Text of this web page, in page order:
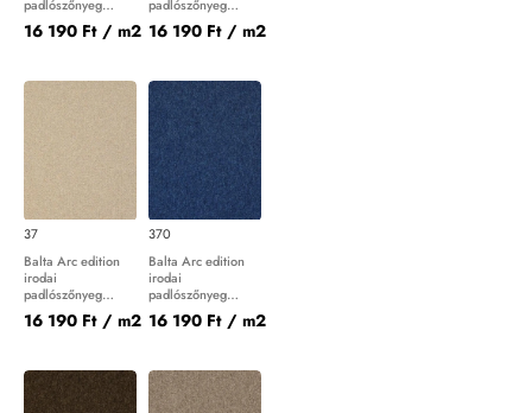
padlószőnyeg
Master 350
16 190 Ft / m2
padlószőnyeg
Master 36
16 190 Ft / m2
37
Balta Arc edition
irodai
padlószőnyeg
Master 37
16 190 Ft / m2
370
Balta Arc edition
irodai
padlószőnyeg
Master 370
16 190 Ft / m2